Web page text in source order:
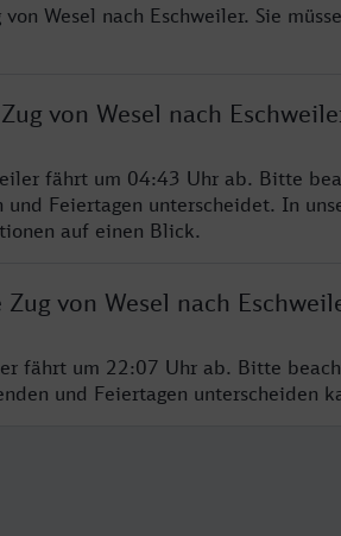
Wesel nach Eschweiler. Sie
von Wesel nach
fährt um 04:43 Uhr ab. Bitte
und Feiertagen unterscheidet. In
auf einen Blick.
von Wesel nach
fährt um 22:07 Uhr ab. Bitte
und Feiertagen unterscheiden